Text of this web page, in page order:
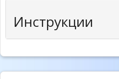
Инструкции